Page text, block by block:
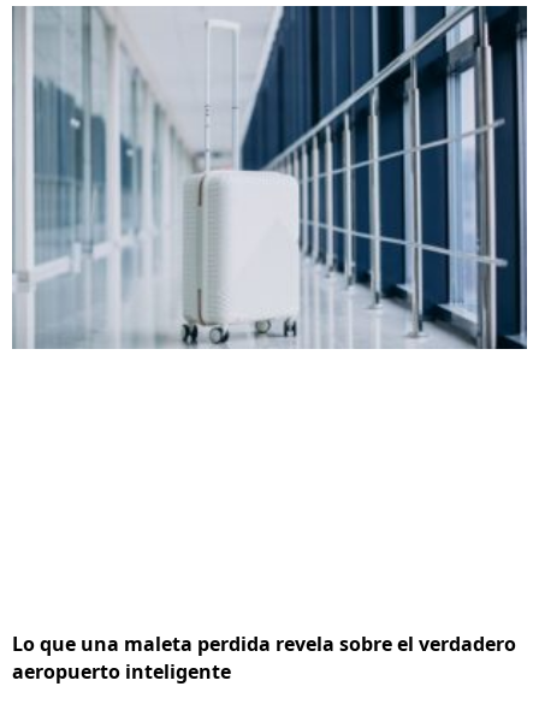
Lo que una maleta perdida revela sobre el verdadero
aeropuerto inteligente